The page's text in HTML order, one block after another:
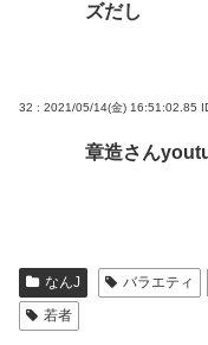
ズだし
32 : 2021/05/14(金) 16:51:02.85
章造さん
なんJ バラエティ
若者